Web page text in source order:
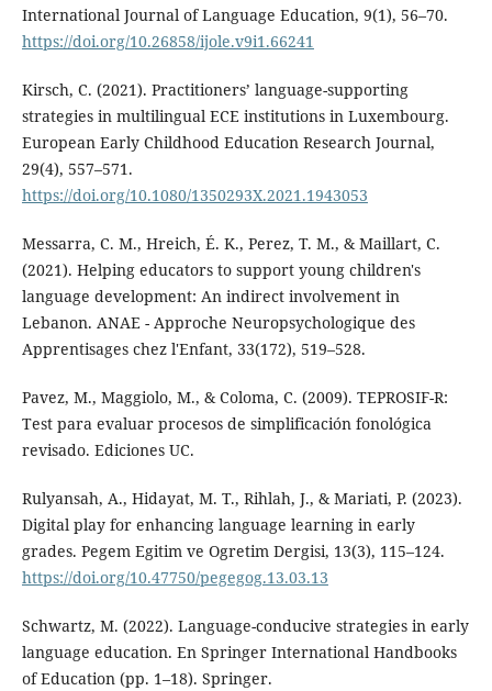
International Journal of Language Education, 9(1), 56–70.
https://doi.org/10.26858/ijole.v9i1.66241
Kirsch, C. (2021). Practitioners’ language-supporting
strategies in multilingual ECE institutions in Luxembourg.
European Early Childhood Education Research Journal,
29(4), 557–571.
https://doi.org/10.1080/1350293X.2021.1943053
Messarra, C. M., Hreich, É. K., Perez, T. M., & Maillart, C.
(2021). Helping educators to support young children's
language development: An indirect involvement in
Lebanon. ANAE - Approche Neuropsychologique des
Apprentisages chez l'Enfant, 33(172), 519–528.
Pavez, M., Maggiolo, M., & Coloma, C. (2009). TEPROSIF-R:
Test para evaluar procesos de simplificación fonológica
revisado. Ediciones UC.
Rulyansah, A., Hidayat, M. T., Rihlah, J., & Mariati, P. (2023).
Digital play for enhancing language learning in early
grades. Pegem Egitim ve Ogretim Dergisi, 13(3), 115–124.
https://doi.org/10.47750/pegegog.13.03.13
Schwartz, M. (2022). Language-conducive strategies in early
language education. En Springer International Handbooks
of Education (pp. 1–18). Springer.